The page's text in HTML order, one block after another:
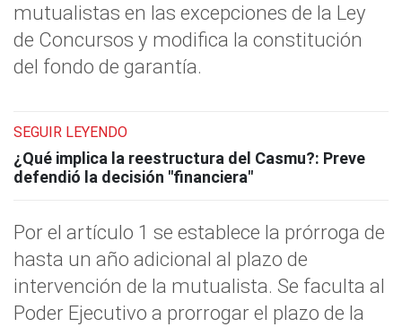
mutualistas en las excepciones de la Ley
de Concursos y modifica la constitución
del fondo de garantía.
SEGUIR LEYENDO
¿Qué implica la reestructura del Casmu?: Preve
defendió la decisión "financiera"
Por el artículo 1 se establece la prórroga de
hasta un año adicional al plazo de
intervención de la mutualista. Se faculta al
Poder Ejecutivo a prorrogar el plazo de la